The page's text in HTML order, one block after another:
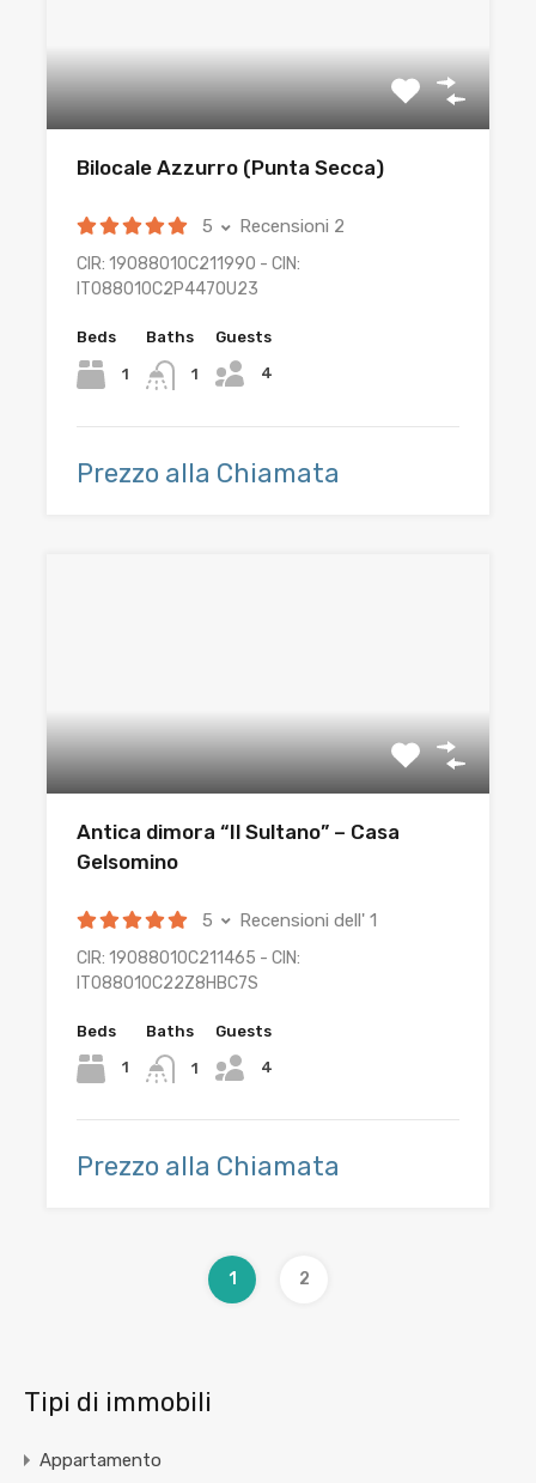
Bilocale Azzurro (Punta Secca)
5 Recensioni 2
CIR: 19088010C211990 - CIN:
IT088010C2P447OU23
Beds
1
Baths
1
Guests
4
Prezzo alla Chiamata
Antica dimora “Il Sultano” – Casa
Gelsomino
5 Recensioni dell' 1
CIR: 19088010C211465 - CIN:
IT088010C22Z8HBC7S
Beds
1
Baths
1
Guests
4
Prezzo alla Chiamata
1 2
Tipi di immobili
Appartamento